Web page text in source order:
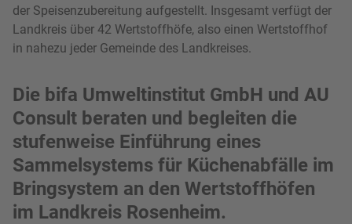
der Speisenzubereitung aufgestellt. Insgesamt verfügt der
Landkreis über 42 Wertstoffhöfe, also einen Wertstoffhof
in nahezu jeder Gemeinde des Landkreises.
Die bifa Umweltinstitut GmbH und AU
Consult beraten und begleiten die
stufenweise Einführung eines
Sammelsystems für Küchenabfälle im
Bringsystem an den Wertstoffhöfen
im Landkreis Rosenheim.